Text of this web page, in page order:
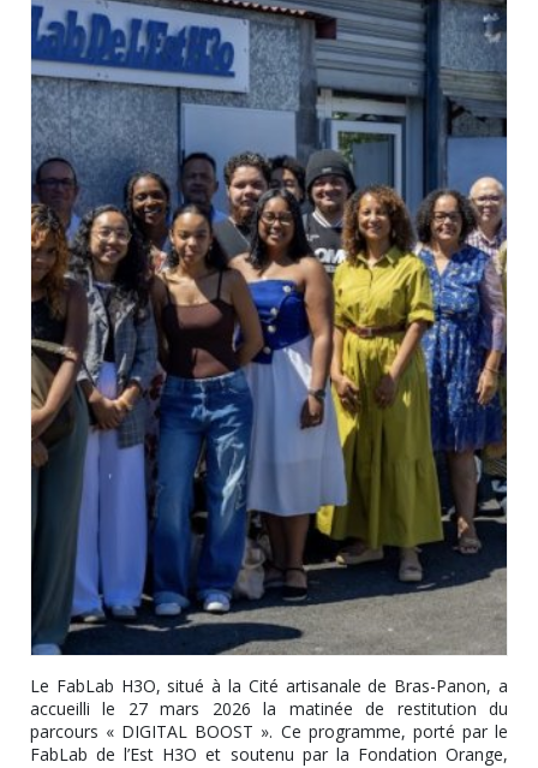
Le FabLab H3O, situé à la Cité artisanale de Bras-Panon, a
accueilli le 27 mars 2026 la matinée de restitution du
parcours « DIGITAL BOOST ». Ce programme, porté par le
FabLab de l’Est H3O et soutenu par la Fondation Orange,